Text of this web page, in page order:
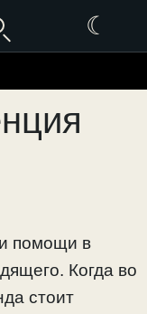
☾
помощи в
Когда во
стоит